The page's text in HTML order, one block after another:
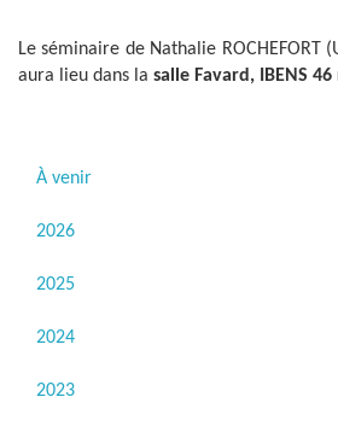
Le séminaire de Nathalie ROCHEFORT
aura lieu dans la salle Favard, IBENS
À venir
2026
2025
2024
2023